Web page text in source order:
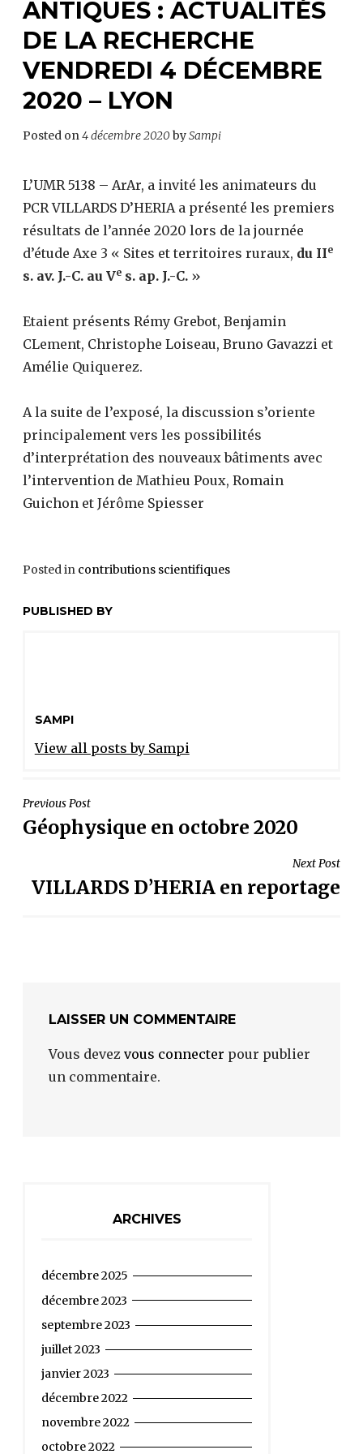
ANTIQUES : ACTUALITÉS
DE LA RECHERCHE
VENDREDI 4 DÉCEMBRE
2020 – LYON
Posted on4 décembre 2020 bySampi
L’UMR 5138 – ArAr, a invité les animateurs du
PCR VILLARDS D’HERIA a présenté les premiers
résultats de l’année 2020 lors de la journée
d’étude Axe 3 « Sites et territoires ruraux, du IIe
s. av. J.-C. au Ve s. ap. J.-C. »
Etaient présents Rémy Grebot, Benjamin
CLement, Christophe Loiseau, Bruno Gavazzi et
Amélie Quiquerez.
A la suite de l’exposé, la discussion s’oriente
principalement vers les possibilités
d’interprétation des nouveaux bâtiments avec
l’intervention de Mathieu Poux, Romain
Guichon et Jérôme Spiesser
Posted in contributions scientifiques
PUBLISHED BY
SAMPI
View all posts by Sampi
NAVIGATION
DE
Previous Post
Géophysique en octobre 2020
Next Post
VILLARDS D’HERIA en reportage
LAISSER UN COMMENTAIRE
Vous devez vous connecter pour publier
un commentaire.
ARCHIVES
décembre 2025
décembre 2023
septembre 2023
juillet 2023
janvier 2023
décembre 2022
novembre 2022
octobre 2022